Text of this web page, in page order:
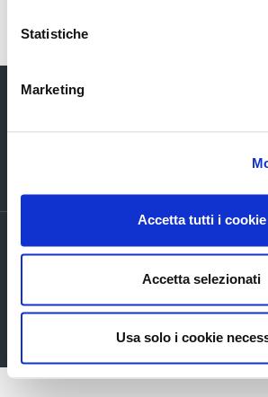
Statistiche
Marketing
Accetta tutti i cookie
Accetta selezionati
Usa solo i cookie
Via Verizzo, 1030 - 31053 Pieve di Soligo (TV) tel
0438 82096 C.F. - P.I. - R.I. 03916270261
Accordi di contitolarità
Company info